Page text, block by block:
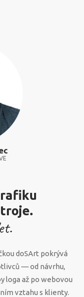
doSArt pokrývá
— od návrhu,
loga až po webovou
vztahu s klienty.